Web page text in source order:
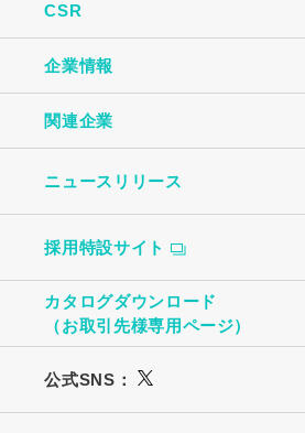
オムレツ
温泉たまご・ゆで卵
こだわりTOP
大切にしていること
ものづくり
CSR
CSR TOP
働く社員のために
企業情報
企業情報TOP
ご挨拶
会社概要
事業所・関連企業
関連企業
（株）中条たまご
中条たまご直売店
（株）ビッグエッグ札幌
（株）トーチク
ニュースリリース
採用特設サイト
カタログダウンロード
（お取引先様専用ページ）
公式SNS：